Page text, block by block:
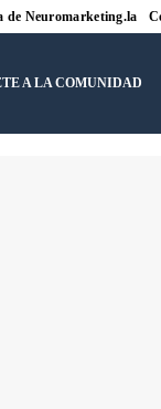
de Neuromarketing.la
A LA COMUNIDAD